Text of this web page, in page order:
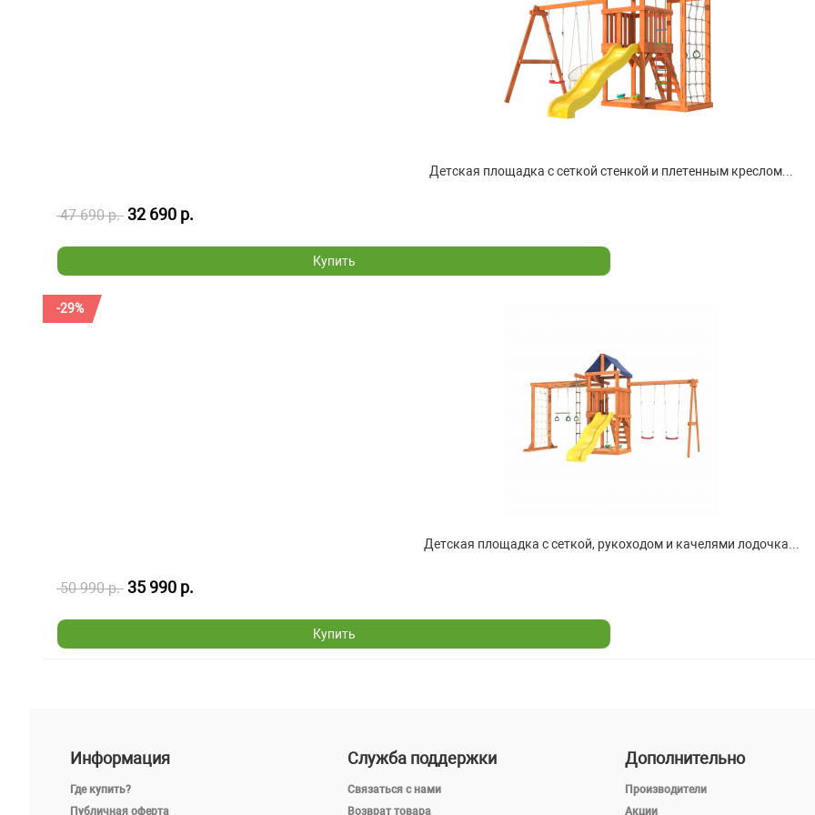
Детская площадка с сеткой стенкой и плетенным креслом...
47 690 р. 32 690 р.
Купить
-29%
Детская площадка с сеткой, рукоходом и качелями лодочка...
50 990 р. 35 990 р.
Купить
Информация
Где купить?
Публичная оферта
Служба поддержки
Связаться с нами
Возврат товара
Дополнительно
Производители
Акции